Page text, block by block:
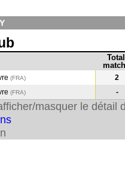
Total
(FRA)
2
(FRA) -
masquer le détail